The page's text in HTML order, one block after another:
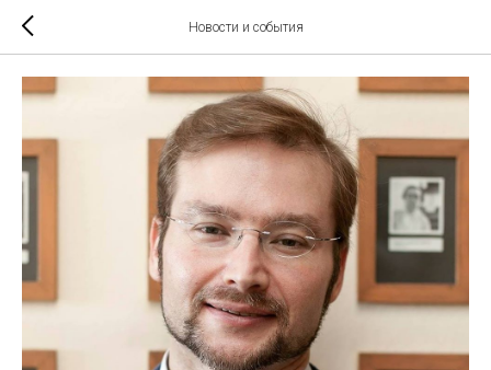
Новости и события